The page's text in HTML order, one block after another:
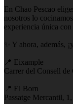
En Chao Pescao
nosotros lo
experiencia única
✨ Y ahora, además,
📍 Eixample
Carrer del Consell
📍 El Born
Passatge Mercantil,